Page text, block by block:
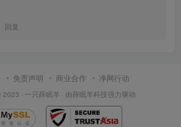
回复
免责声明 商业合作 净网行动
· 一只薛眠羊 · 由薛眠羊科技强力驱动